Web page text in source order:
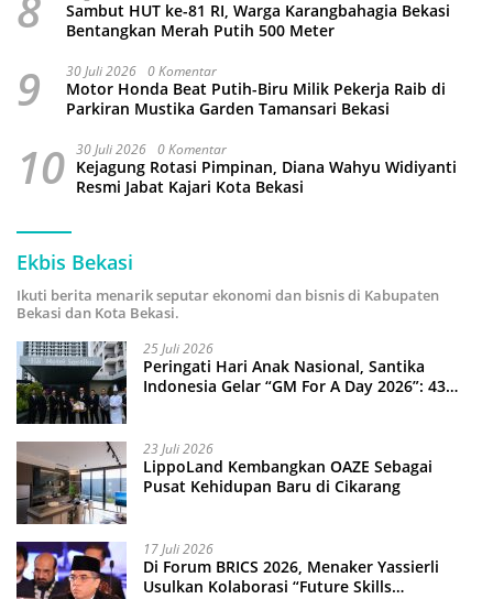
Sambut HUT ke-81 RI, Warga Karangbahagia Bekasi
Bentangkan Merah Putih 500 Meter
9 30 Juli 2026 0 Komentar
Motor Honda Beat Putih-Biru Milik Pekerja Raib di
Parkiran Mustika Garden Tamansari Bekasi
10 30 Juli 2026 0 Komentar
Kejagung Rotasi Pimpinan, Diana Wahyu Widiyanti
Resmi Jabat Kajari Kota Bekasi
Ekbis Bekasi
Ikuti berita menarik seputar ekonomi dan bisnis di Kabupaten
Bekasi dan Kota Bekasi.
25 Juli 2026
Peringati Hari Anak Nasional, Santika
Indonesia Gelar “GM For A Day 2026”: 43
23 Juli 2026
LippoLand Kembangkan OAZE Sebagai
Pusat Kehidupan Baru di Cikarang
17 Juli 2026
Di Forum BRICS 2026, Menaker Yassierli
Usulkan Kolaborasi “Future Skills